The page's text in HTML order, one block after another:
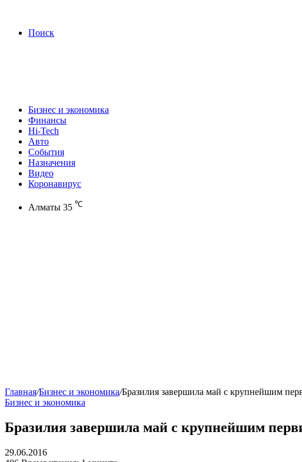
Поиск
Бизнес и экономика
Финансы
Hi-Tech
Авто
События
Назначения
Видео
Коронавирус
Алматы 35 ℃
Главная/Бизнес и экономика/Бразилия завершила май с крупнейшим
Бизнес и экономика
Бразилия завершила май с крупнейшим
29.06.2016